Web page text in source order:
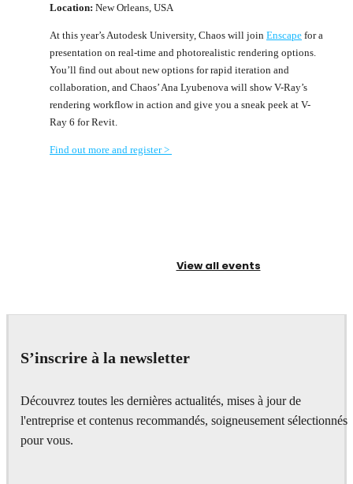
Location: New Orleans, USA
At this year’s Autodesk University, Chaos will join Enscape for a
presentation on real-time and photorealistic rendering options.
You’ll find out about new options for rapid iteration and
collaboration, and Chaos’ Ana Lyubenova will show V-Ray’s
rendering workflow in action and give you a sneak peek at V-
Ray 6 for Revit.
Find out more and register >
View all events
S’inscrire à la newsletter
Découvrez toutes les dernières actualités, mises à jour de
l'entreprise et contenus recommandés, soigneusement sélectionnés
pour vous.